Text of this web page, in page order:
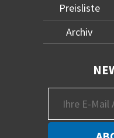
Preisliste
Archiv